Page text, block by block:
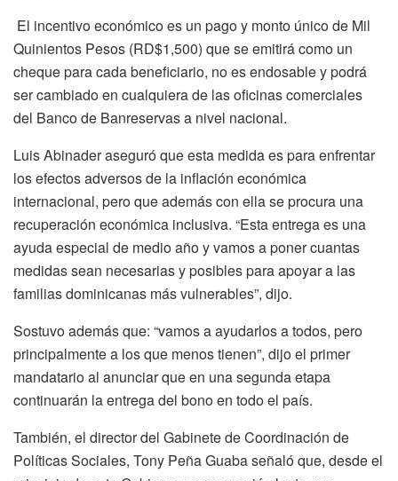
El incentivo económico es un pago y monto único de Mil
Quinientos Pesos (RD$1,500) que se emitirá como un
cheque para cada beneficiario, no es endosable y podrá
ser cambiado en cualquiera de las oficinas comerciales
del Banco de Banreservas a nivel nacional.
Luis Abinader aseguró que esta medida es para enfrentar
los efectos adversos de la inflación económica
internacional, pero que además con ella se procura una
recuperación económica inclusiva. “Esta entrega es una
ayuda especial de medio año y vamos a poner cuantas
medidas sean necesarias y posibles para apoyar a las
familias dominicanas más vulnerables”, dijo.
Sostuvo además que: “vamos a ayudarlos a todos, pero
principalmente a los que menos tienen”, dijo el primer
mandatario al anunciar que en una segunda etapa
continuarán la entrega del bono en todo el país.
También, el director del Gabinete de Coordinación de
Políticas Sociales, Tony Peña Guaba señaló que, desde el